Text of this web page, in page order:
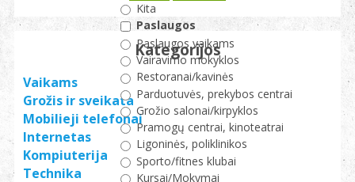
Kita
Paslaugos
Paslaugos vaikams
Vairavimo mokyklos
Restoranai/kavinės
Parduotuvės, prekybos centrai
Grožio salonai/kirpyklos
Pramogų centrai, kinoteatrai
Ligoninės, poliklinikos
Sporto/fitnes klubai
Kursai/Mokymai
Kategorijos
Vaikams
Grožis ir sveikata
Mobilieji telefonai
Internetas
Kompiuterija
Technika